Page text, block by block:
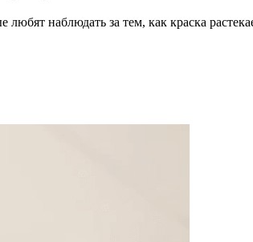
наблюдать за тем, как краска